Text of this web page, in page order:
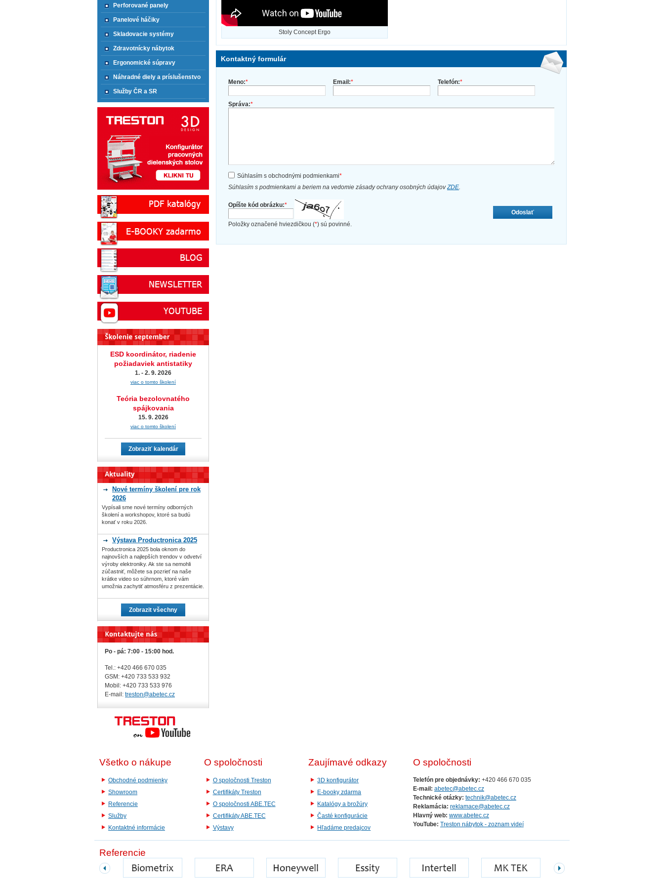
Stoly Concept Ergo
Kontaktný formulár
Meno:* Email:* Telefón:*
Správa:*
Súhlasím s obchodnými podmienkami*
Súhlasím s podmienkami a beriem na vedomie zásady ochrany osobných údajovZDE
Opíšte kód obrázku:*
Položky označené hviezdičkou (*) sú povinné.
Odoslať
Perforované panely
Panelové háčiky
Skladovacie systémy
Zdravotnícky nábytok
Ergonomické súpravy
Náhradné diely a príslušenstvo
Služby ČR a SR
ESD koordinátor, riadenie
požiadaviek antistatiky
1. - 2. 9. 2026
viac o tomto školení
Teória bezolovnatého
spájkovania
15. 9. 2026
viac o tomto školení
Zobraziť kalendár
Nové termíny školení pre rok
2026
Vypísali sme nové termíny odborných
školení a workshopov, ktoré sa budú
konať v roku 2026.
Výstava Productronica 2025
Productronica 2025 bola oknom do
najnovších a najlepších trendov v odvetví
výroby elektroniky. Ak ste sa nemohli
zúčastniť, môžete sa pozrieť na naše
krátke video so súhrnom, ktoré vám
umožnia zachytiť atmosféru z prezentácie.
Zobrazit všechny
Po - pá: 7:00 - 15:00 hod.
Tel.: +420 466 670 035
GSM: +420 733 533 932
Mobil: +420 733 533 976
E-mail: treston@abetec.cz
Všetko o nákupe
Obchodné podmienky
Showroom
Referencie
Služby
Kontaktné informácie
O spoločnosti
O spoločnosti Treston
Certifikáty Treston
O spoločnosti ABE.TEC
Certifikáty ABE.TEC
Výstavy
Zaujímavé odkazy
3D konfigurátor
E-booky zdarma
Katalógy a brožúry
Časté konfigurácie
Hľadáme predajcov
O spoločnosti
Telefón pre objednávky: +420 466 670 035
E-mail: abetec@abetec.cz
Technické otázky: technik@abetec.cz
Reklamácia: reklamace@abetec.cz
Hlavný web: www.abetec.cz
YouTube: Treston nábytok - zoznam videí
Referencie